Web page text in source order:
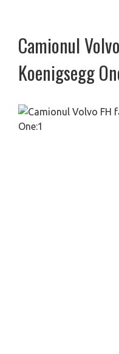
Camionul
Koenigsegg